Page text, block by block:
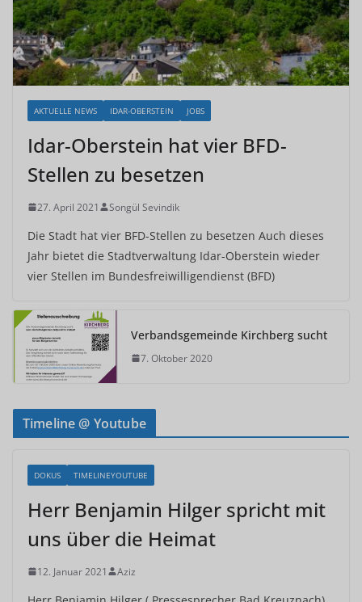
AKTUELLE NEWS IDAR-OBERSTEIN JOBS
Idar-Oberstein hat vier BFD-
Stellen zu besetzen
27. April 2021 Songül Sevindik
Die Stadt hat vier BFD-Stellen zu besetzen Auch dieses
Jahr bietet die Stadtverwaltung Idar-Oberstein wieder
vier Stellen im Bundesfreiwilligendienst (BFD)
Verbandsgemeinde Kirchberg sucht
7. Oktober 2020
Timeline @ Youtube
DOKUS TIMELINEYOUTUBE
Herr Benjamin Hilger spricht mit
uns über die Heimat
12. Januar 2021 Aziz